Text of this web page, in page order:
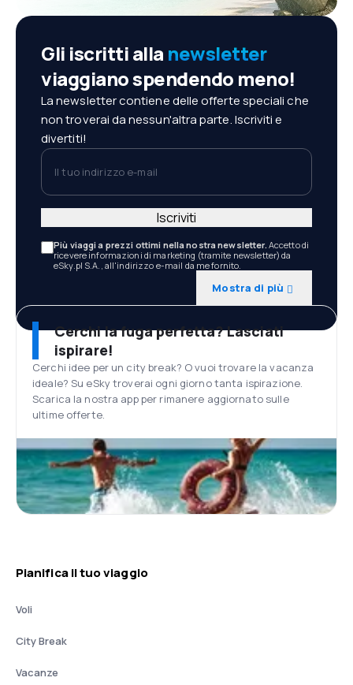
Gli iscritti alla newsletter
viaggiano spendendo meno!
La newsletter contiene delle offerte speciali che
non troverai da nessun'altra parte. Iscriviti e
divertiti!
Il tuo indirizzo e-mail
Più viaggi a prezzi ottimi nella nostra newsletter. Accetto di
ricevere informazioni di marketing (tramite newsletter) da
eSky.pl S.A., all'indirizzo e-mail da me fornito.
Mostra di più
Iscriviti
Cerchi la fuga perfetta? Lasciati
ispirare!
Cerchi idee per un city break? O vuoi trovare la vacanza
ideale? Su eSky troverai ogni giorno tanta ispirazione.
Scarica la nostra app per rimanere aggiornato sulle
ultime offerte.
Pianifica il tuo viaggio
Voli
City Break
Vacanze